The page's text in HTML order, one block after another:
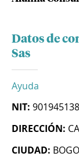
Datos de
Sas
Ayuda
NIT:
DIRECCIÓN:
CIUDAD: